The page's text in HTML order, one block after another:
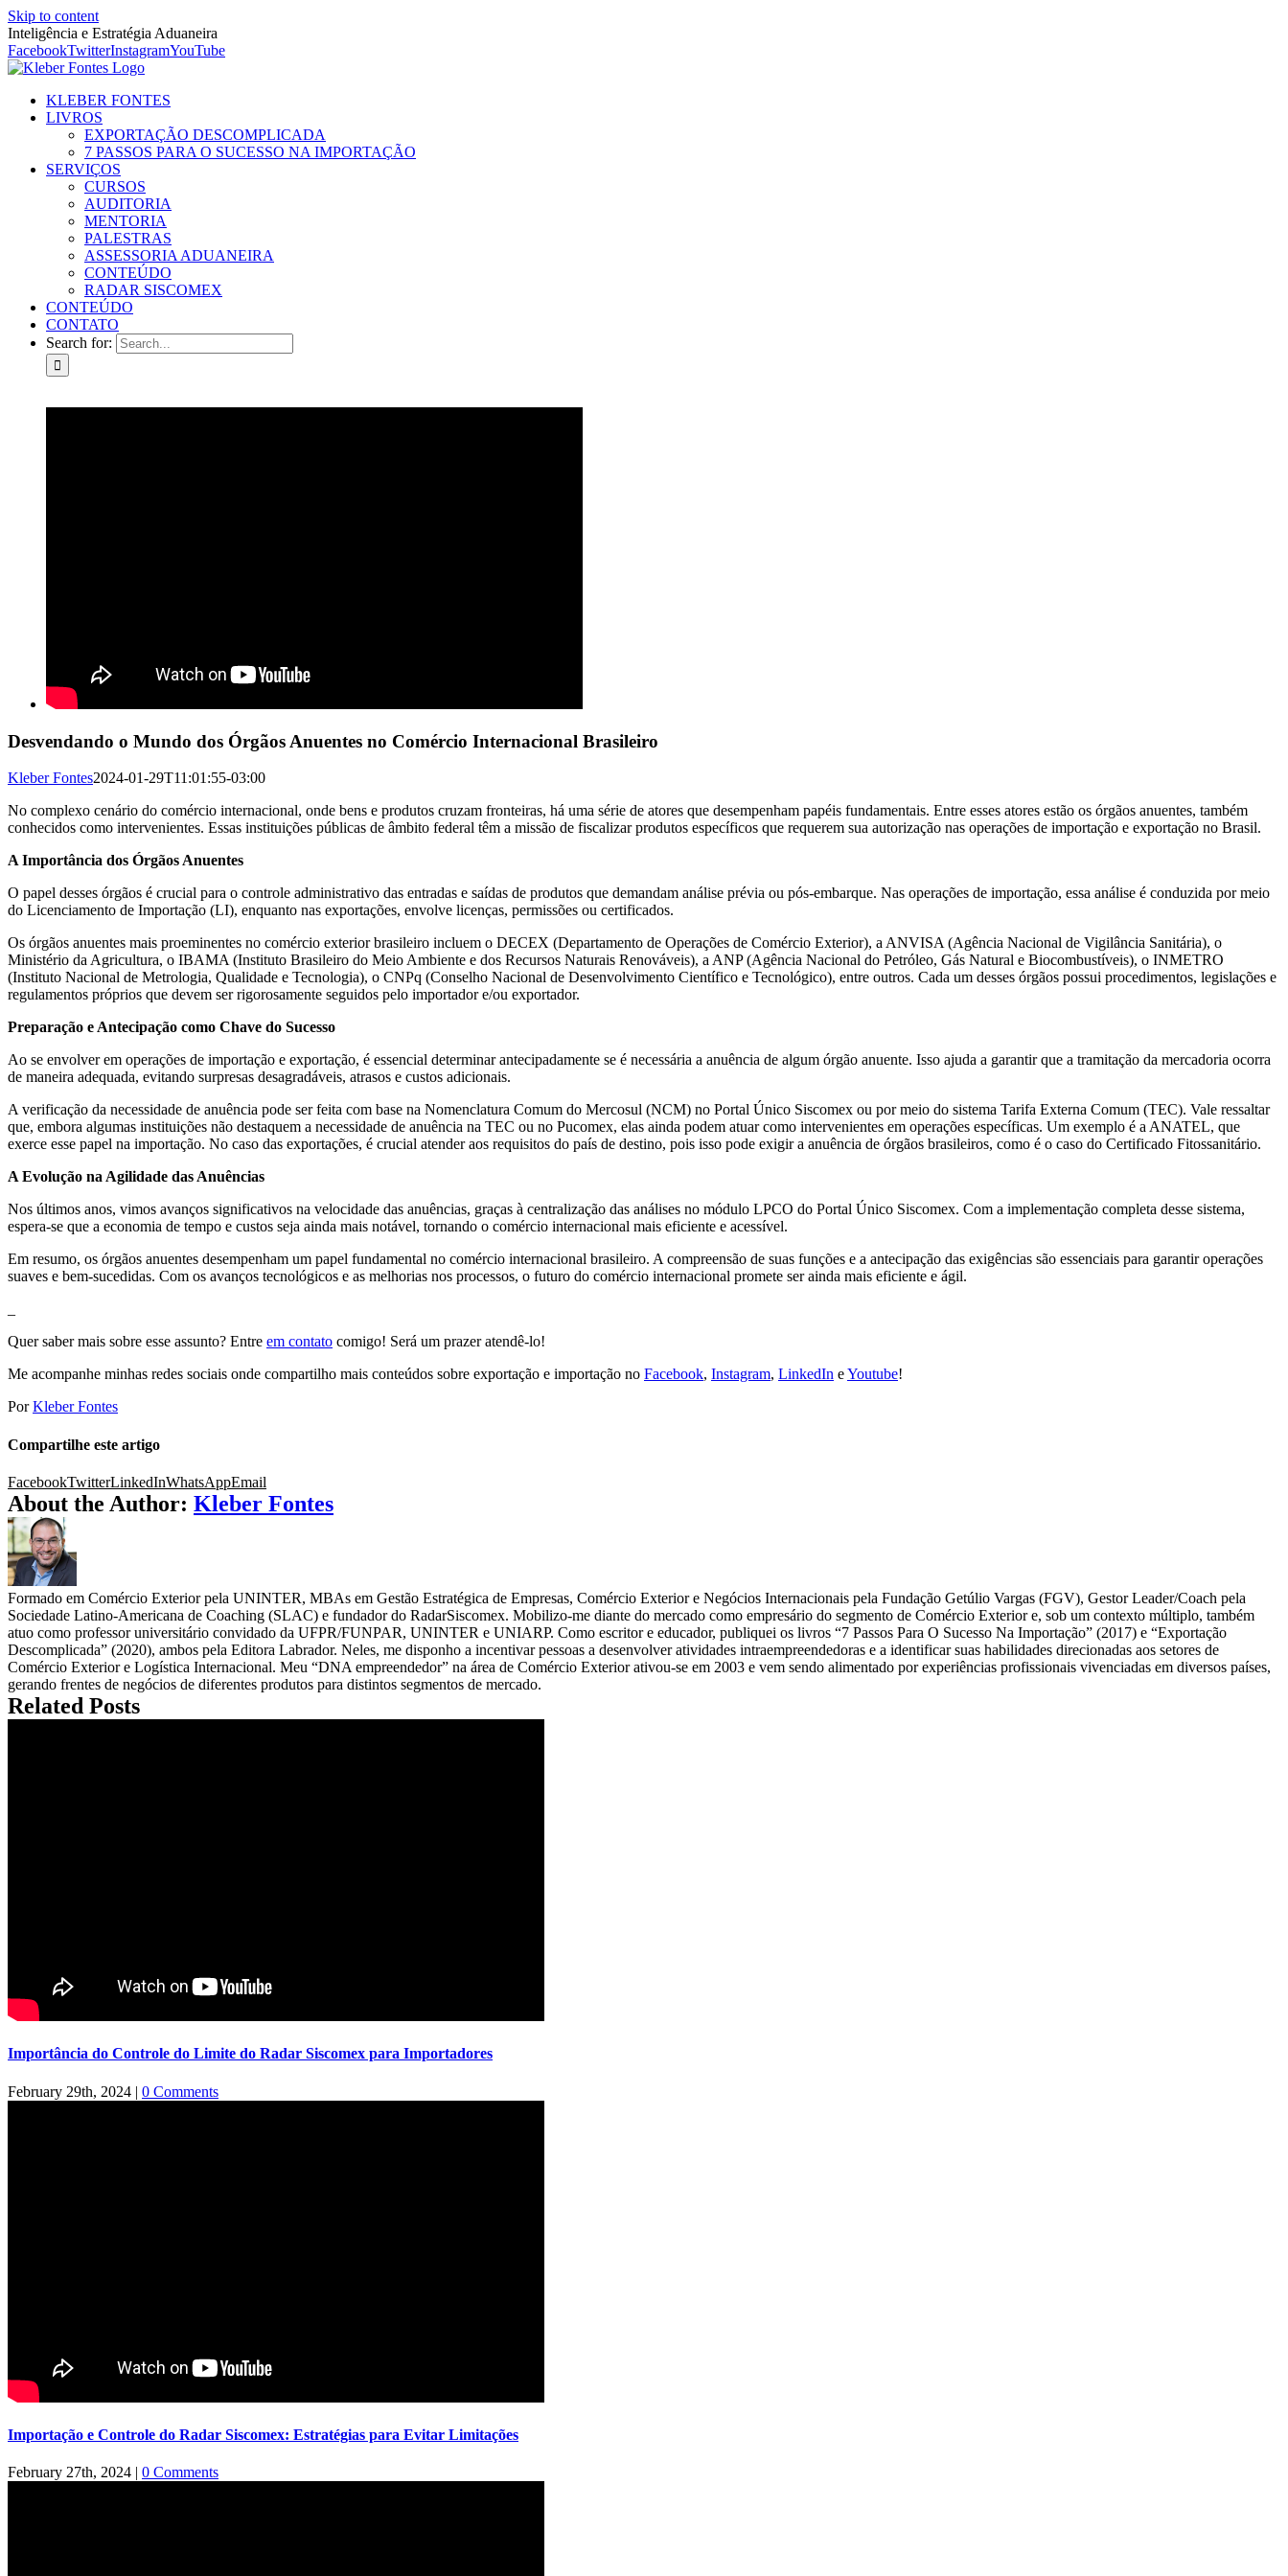
Skip to content
Inteligência e Estratégia Aduaneira
FacebookTwitterInstagramYouTube
KLEBER FONTES
LIVROS
EXPORTAÇÃO DESCOMPLICADA
7 PASSOS PARA O SUCESSO NA IMPORTAÇÃO
SERVIÇOS
CURSOS
AUDITORIA
MENTORIA
PALESTRAS
ASSESSORIA ADUANEIRA
CONTEÚDO
RADAR SISCOMEX
CONTEÚDO
CONTATO
Search for:
Desvendando o Mundo dos Órgãos Anuentes no Comércio Internacional Brasileiro
Kleber Fontes2024-01-29T11:01:55-03:00
No complexo cenário do comércio internacional, onde bens e produtos cruzam fronteiras, há uma série de atores que desempenham papéis fundamentais. Entre esses atores estão os órgãos anuentes, também
conhecidos como intervenientes. Essas instituições públicas de âmbito federal têm a missão de fiscalizar produtos específicos que requerem sua autorização nas operações de importação e exportação no Brasil.
A Importância dos Órgãos Anuentes
O papel desses órgãos é crucial para o controle administrativo das entradas e saídas de produtos que demandam análise prévia ou pós-embarque. Nas operações de importação, essa análise é conduzida por meio
do Licenciamento de Importação (LI), enquanto nas exportações, envolve licenças, permissões ou certificados.
Os órgãos anuentes mais proeminentes no comércio exterior brasileiro incluem o DECEX (Departamento de Operações de Comércio Exterior), a ANVISA (Agência Nacional de Vigilância Sanitária), o
Ministério da Agricultura, o IBAMA (Instituto Brasileiro do Meio Ambiente e dos Recursos Naturais Renováveis), a ANP (Agência Nacional do Petróleo, Gás Natural e Biocombustíveis), o INMETRO
(Instituto Nacional de Metrologia, Qualidade e Tecnologia), o CNPq (Conselho Nacional de Desenvolvimento Científico e Tecnológico), entre outros. Cada um desses órgãos possui procedimentos, legislações e
regulamentos próprios que devem ser rigorosamente seguidos pelo importador e/ou exportador.
Preparação e Antecipação como Chave do Sucesso
Ao se envolver em operações de importação e exportação, é essencial determinar antecipadamente se é necessária a anuência de algum órgão anuente. Isso ajuda a garantir que a tramitação da mercadoria ocorra
de maneira adequada, evitando surpresas desagradáveis, atrasos e custos adicionais.
A verificação da necessidade de anuência pode ser feita com base na Nomenclatura Comum do Mercosul (NCM) no Portal Único Siscomex ou por meio do sistema Tarifa Externa Comum (TEC). Vale ressaltar
que, embora algumas instituições não destaquem a necessidade de anuência na TEC ou no Pucomex, elas ainda podem atuar como intervenientes em operações específicas. Um exemplo é a ANATEL, que
exerce esse papel na importação. No caso das exportações, é crucial atender aos requisitos do país de destino, pois isso pode exigir a anuência de órgãos brasileiros, como é o caso do Certificado Fitossanitário.
A Evolução na Agilidade das Anuências
Nos últimos anos, vimos avanços significativos na velocidade das anuências, graças à centralização das análises no módulo LPCO do Portal Único Siscomex. Com a implementação completa desse sistema,
espera-se que a economia de tempo e custos seja ainda mais notável, tornando o comércio internacional mais eficiente e acessível.
Em resumo, os órgãos anuentes desempenham um papel fundamental no comércio internacional brasileiro. A compreensão de suas funções e a antecipação das exigências são essenciais para garantir operações
suaves e bem-sucedidas. Com os avanços tecnológicos e as melhorias nos processos, o futuro do comércio internacional promete ser ainda mais eficiente e ágil.
Quer saber mais sobre esse assunto? Entre em contato comigo! Será um prazer atendê-lo!
Me acompanhe minhas redes sociais onde compartilho mais conteúdos sobre exportação e importação no Facebook, Instagram, LinkedIn eYoutube!
PorKleber Fontes
Compartilhe este artigo
FacebookTwitterLinkedInWhatsAppEmail
About the Author: Kleber Fontes
Formado em Comércio Exterior pela UNINTER, MBAs em Gestão Estratégica de Empresas, Comércio Exterior e Negócios Internacionais pela Fundação Getúlio Vargas (FGV), Gestor Leader/Coach pela
Sociedade Latino-Americana de Coaching (SLAC) e fundador do RadarSiscomex. Mobilizo-me diante do mercado como empresário do segmento de Comércio Exterior e, sob um contexto múltiplo, também
atuo como professor universitário convidado da UFPR/FUNPAR, UNINTER e UNIARP. Como escritor e educador, publiquei os livros “7 Passos Para O Sucesso Na Importação” (2017) e “Exportação
Descomplicada” (2020), ambos pela Editora Labrador. Neles, me disponho a incentivar pessoas a desenvolver atividades intraempreendedoras e a identificar suas habilidades direcionadas aos setores de
Comércio Exterior e Logística Internacional. Meu “DNA empreendedor” na área de Comércio Exterior ativou-se em 2003 e vem sendo alimentado por experiências profissionais vivenciadas em diversos países,
gerando frentes de negócios de diferentes produtos para distintos segmentos de mercado.
Related Posts
Importância do Controle do Limite do Radar Siscomex para Importadores
February 29th, 2024 | 0 Comments
Importação e Controle do Radar Siscomex: Estratégias para Evitar Limitações
February 27th, 2024 | 0 Comments